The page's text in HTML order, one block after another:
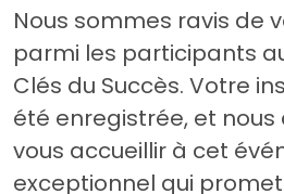
Nous sommes ravis de
parmi les participants
Clés du Succès. Votre
été enregistrée, et
vous accueillir à cet
exceptionnel qui